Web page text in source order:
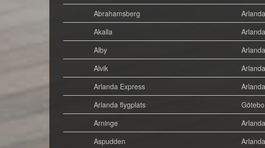
Abrahamsberg
Akalla
Alby
Alvik
Arlanda Express
Arlanda flygplats
Arninge
Aspudden